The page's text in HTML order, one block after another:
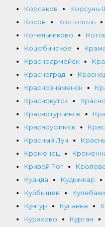
Корсаков
Корсунь-
Косов
Костополь
Котельниково
Коцюбинское
Красноармейск
Красноград
Краснознаменск
Краснокутск
Краснотурьинск
Красноуфимск
Красный Луч
Кременец
Кривой Рог
Куанда
Кудымкар
Куйбышев
Кулебаки
Кунгур
Купавна
Курахово
Курган